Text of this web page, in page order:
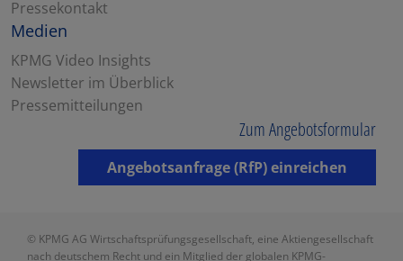
Pressekontakt
Medien
KPMG Video Insights
Newsletter im Überblick
Pressemitteilungen
Zum Angebotsformular
Angebotsanfrage (RfP) einreichen
© KPMG AG Wirtschaftsprüfungsgesellschaft, eine Aktiengesellschaft
nach deutschem Recht und ein Mitglied der globalen KPMG-